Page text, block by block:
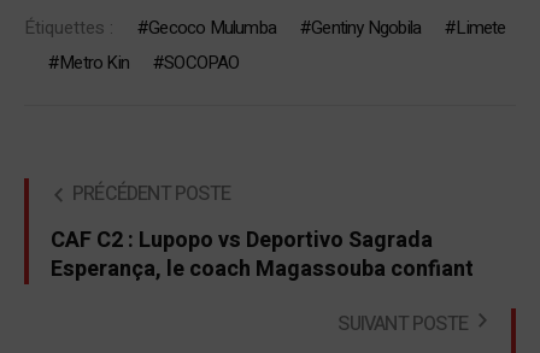
Étiquettes : Gecoco Mulumba Gentiny Ngobila
Limete
Metro Kin
SOCOPAO
PRÉCÉDENT POSTE
CAF C2 : Lupopo vs Deportivo Sagrada
Esperança, le coach Magassouba confiant
SUIVANT POSTE